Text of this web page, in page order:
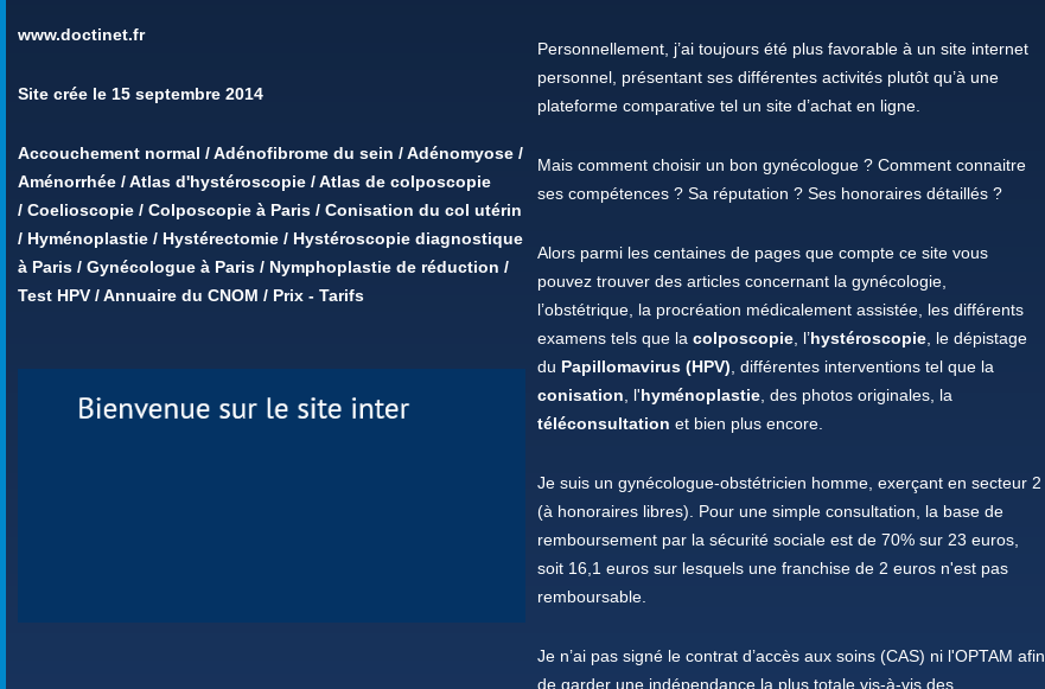
www.doctinet.fr
Site crée le 15 septembre 2014
Accouchement normal /Adénofibrome du sein /Adénomyose /
Aménorrhée /Atlas d'hystéroscopie /Atlas de colposcopie
/ Coelioscopie / Colposcopie à Paris / Conisation du col utérin
/ Hyménoplastie / Hystérectomie / Hystéroscopie diagnostique
à Paris / Gynécologue à Paris / Nymphoplastie de réduction /
Test HPV /Annuaire du CNOM / Prix - Tarifs
Personnellement, j’ai toujours été plus favorable à un site internet
personnel, présentant ses différentes activités plutôt qu’à une
plateforme comparative tel un site d’achat en ligne.
Mais comment choisir un bon gynécologue ? Comment connaitre
ses compétences ? Sa réputation ? Ses honoraires détaillés ?
Alors parmi les centaines de pages que compte ce site vous
pouvez trouver des articles concernant la gynécologie,
l’obstétrique, la procréation médicalement assistée, les différents
examens tels que la colposcopie , l’hystéroscopie , le dépistage
du Papillomavirus (HPV) , différentes interventions tel que la
conisation , l'hyménoplastie , des photos originales, la
téléconsultation et bien plus encore.
Je suis un gynécologue-obstétricien homme, exerçant en secteur 2
(à honoraires libres). Pour une simple consultation, la base de
remboursement par la sécurité sociale est de 70% sur 23 euros,
soit 16,1 euros sur lesquels une franchise de 2 euros n'est pas
remboursable.
Je n’ai pas signé le contrat d’accès aux soins (CAS) ni l'OPTAM afin
de garder une indépendance la plus totale vis-à-vis des